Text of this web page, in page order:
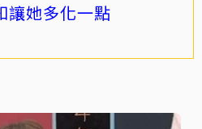
讓她多化一點